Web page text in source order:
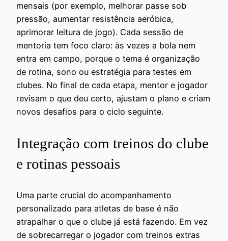
mensais (por exemplo, melhorar passe sob
pressão, aumentar resistência aeróbica,
aprimorar leitura de jogo). Cada sessão de
mentoria tem foco claro: às vezes a bola nem
entra em campo, porque o tema é organização
de rotina, sono ou estratégia para testes em
clubes. No final de cada etapa, mentor e jogador
revisam o que deu certo, ajustam o plano e criam
novos desafios para o ciclo seguinte.
Integração com treinos do clube
e rotinas pessoais
Uma parte crucial do acompanhamento
personalizado para atletas de base é não
atrapalhar o que o clube já está fazendo. Em vez
de sobrecarregar o jogador com treinos extras